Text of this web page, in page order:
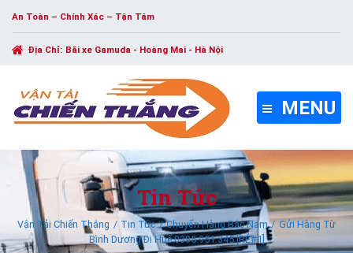
An Toàn – Chính Xác – Tận Tâm
Địa Chỉ: Bãi xe Gamuda - Hoàng Mai - Hà Nội
MENU
Tin Tức
Vận Tải Chiến Thắng Tin Tức Chuyển Hàng Bắc Nam
Gửi Hàng Từ
Bình Dương Đi Huế 0395.951.345 [RẺ#1]